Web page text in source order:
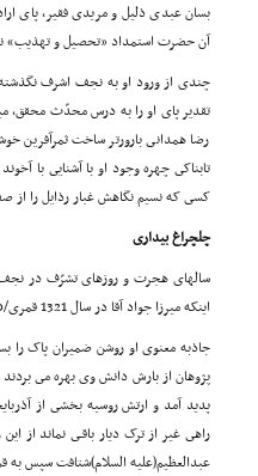
بسان عبدى ذلیل و مریدى فقیر، پاى
آن حضرت استمداد «تحصیل و تهذیب»
چندى از ورود او به نجف اشرف
تقدیر پاى او را به درس محدّث محقق،
رضا همدانى بارورتر ساخت ثمرآفرین
تابناکى چهره وجود او با آشنایى با
کسى که نسیم نگاهش غبار رذایل را
چلچراغ بیدارى
سالهاى هجرت و روزهاى تشرّف در نجف
اینکه میرزا جواد آقا در سال 1321 قمرى/1270ش آهنگ رجعت به ایران کرد و به زادگاهش تبریز وارد شد
جاذبه معنوى او روشن ضمیران پاک را
پژوهان از بارش دانش وى بهره مى
پدید آمد و ارتش روسیه بخشى از
راهى غیر از ترک دیار باقـى نماند از
عبدالعظیم(علیه السلام)شتافت سپس